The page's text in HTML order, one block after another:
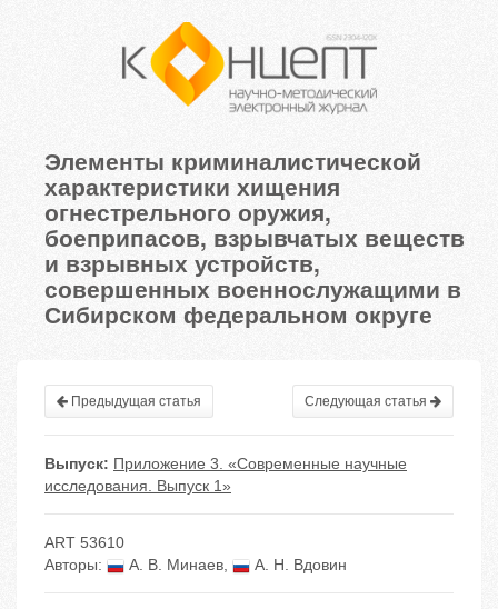
Элементы криминалистической
характеристики хищения
огнестрельного оружия,
боеприпасов, взрывчатых веществ
и взрывных устройств,
совершенных военнослужащими в
Сибирском федеральном округе
Предыдущая статья Следующая статья
Выпуск: Приложение 3. «Современные научные
исследования. Выпуск 1»
ART 53610
Авторы:
А. В. Минаев, А. Н. Вдовин